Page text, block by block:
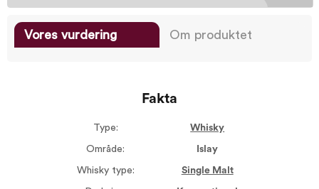
Vores vurdering Om produktet
Fakta
Type: Whisky
Område: Islay
Whisky type: Single Malt